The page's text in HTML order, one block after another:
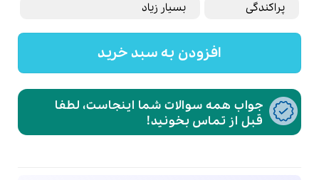
پراکندگی
بسیار زیاد
افزودن به سبد خرید
جواب همه سوالات شما اینجاست، لطفا
قبل از تماس بخونید!